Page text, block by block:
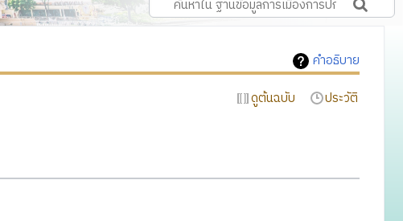
คำอธิบาย
ดูต้นฉบับ ประวัติ